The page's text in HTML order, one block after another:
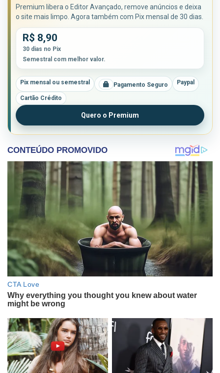
Premium libera o Editor Avançado, remove anúncios e deixa
o site mais limpo. Agora também com Pix mensal de 30 dias.
R$ 8,90
30 dias no Pix
Semestral com melhor valor.
Pix mensal ou semestral Pagamento Seguro Paypal
Cartão Crédito
Quero o Premium